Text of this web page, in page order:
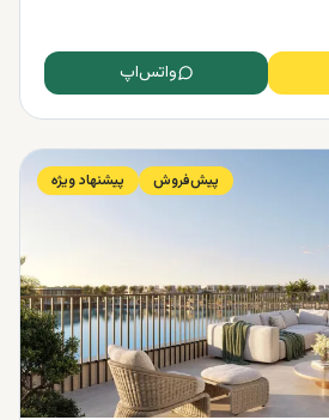
واتس‌اپ
پیش‌فروش پیشنهاد ویژه